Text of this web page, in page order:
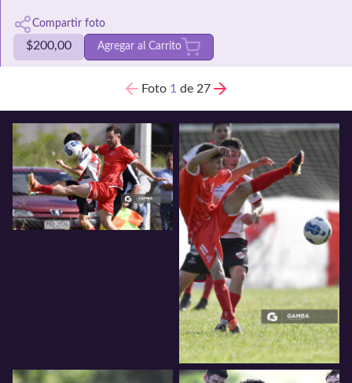
Compartir foto
$200,00 Agregar al Carrito
Foto 1 de 27